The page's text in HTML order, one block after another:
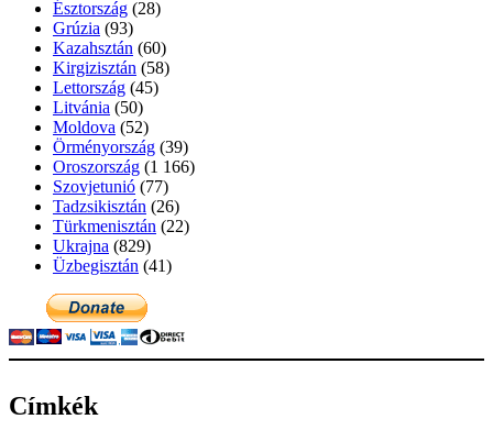
Észtország (28)
Grúzia (93)
Kazahsztán (60)
Kirgizisztán (58)
Lettország (45)
Litvánia (50)
Moldova (52)
Örményország (39)
Oroszország (1 166)
Szovjetunió (77)
Tadzsikisztán (26)
Türkmenisztán (22)
Ukrajna (829)
Üzbegisztán (41)
Címkék